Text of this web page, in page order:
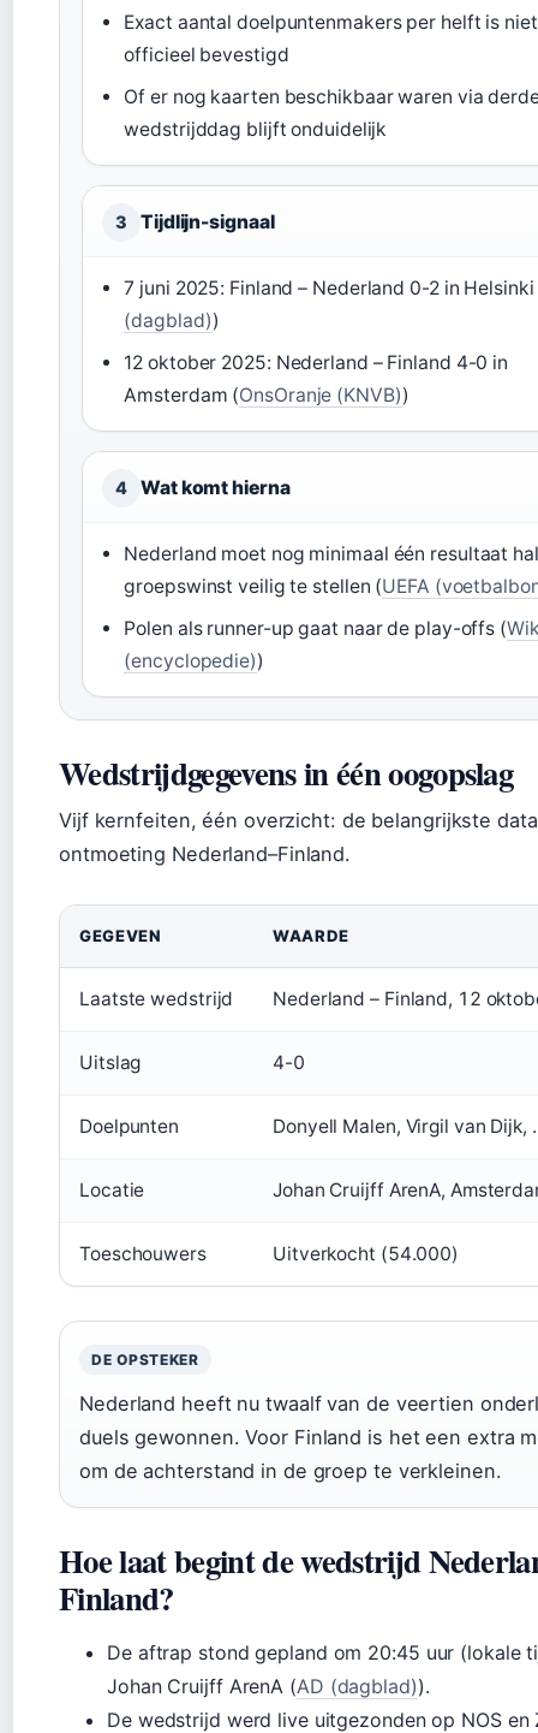
Exact aantal doelpuntenmakers per helft is niet
officieel bevestigd
Of er nog kaarten beschikbaar waren via
wedstrijddag blijft onduidelijk
3 Tijdlijn-signaal
7 juni 2025: Finland – Nederland 0-2 in Helsinki
(dagblad))
12 oktober 2025: Nederland – Finland 4-0 in
Amsterdam (OnsOranje (KNVB))
4 Wat komt hierna
Nederland moet nog minimaal één resultaat
groepswinst veilig te stellen (UEFA
Polen als runner-up gaat naar de play-offs (
(encyclopedie))
Wedstrijdgegevens in één oogopslag
Vijf kernfeiten, één overzicht: de belangrijkste
ontmoeting Nederland–Finland.
GEGEVEN WAARDE
Laatste wedstrijd Nederland – Finland, 12
Uitslag 4-0
Doelpunten Donyell Malen, Virgil van Dijk,
Locatie Johan Cruijff ArenA,
Toeschouwers Uitverkocht (54.000)
DE OPSTEKER
Nederland heeft nu twaalf van de veertien
duels gewonnen. Voor Finland is het een extra
om de achterstand in de groep te verkleinen.
Hoe laat begint de wedstrijd
Finland?
De aftrap stond gepland om 20:45 uur (lokale
Johan Cruijff ArenA (AD (dagblad)).
De wedstrijd werd live uitgezonden op NOS